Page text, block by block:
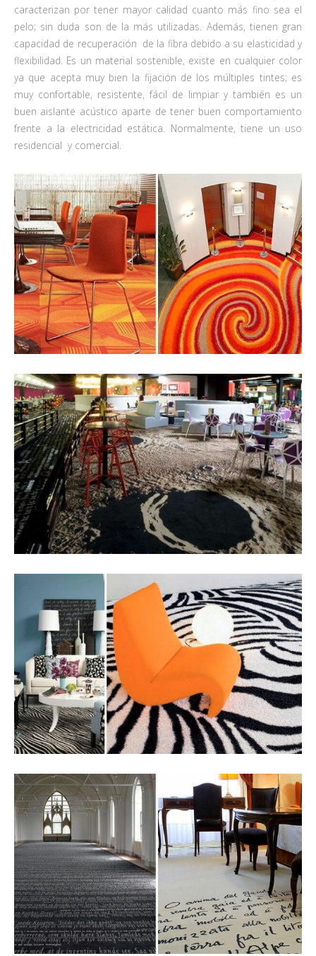
caracterizan por tener mayor calidad cuanto más fino sea el
pelo; sin duda son de la más utilizadas. Además, tienen gran
capacidad de recuperación de la fibra debido a su elasticidad y
flexibilidad. Es un material sostenible, existe en cualquier color
ya que acepta muy bien la fijación de los múltiples tintes; es
muy confortable, resistente, fácil de limpiar y también es un
buen aislante acústico aparte de tener buen comportamiento
frente a la electricidad estática. Normalmente, tiene un uso
residencial y comercial.